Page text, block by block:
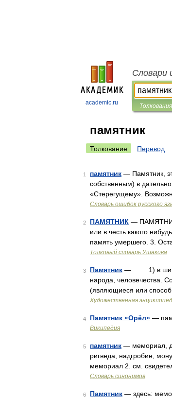
academic.ru
Словари
Толкования
памятник
Толкование Перевод
1 памятник — Памятник,
собственным) в
«Стерегущему».
Словарь ошибок русского
2 ПАМЯТНИК — ПАМЯТНИК,
или в честь какого
память умершего. 3.
Толковый словарь Ушакова
3 Памятник — 1) в
народа, человечества.
(являющиеся или
Художественная
4 Памятник «Орёл» —
Википедия
5 памятник — мемориал,
ригведа, надгробие,
мемориал 2. см.
Словарь синонимов
6 Памятник — здесь: